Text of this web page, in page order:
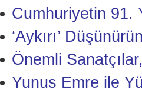
Cumhuriyetin 91.
‘Aykırı’
Önemli
Yunus Emre ile